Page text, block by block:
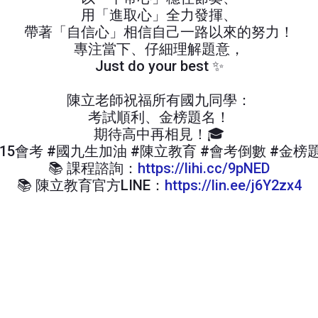
用「進取心」全力發揮、
帶著「自信心」相信自己一路以來的努力！
專注當下、仔細理解題意，
Just do your best ✨
陳立老師祝福所有國九同學：
考試順利、金榜題名！
期待高中再相見！🎓
會考 #國九生加油 #陳立教育 #會考倒數 #金榜
📚 課程諮詢： https://lihi.cc/9pNED
📚 陳立教育官方LINE： https://lin.ee/j6Y2zx4